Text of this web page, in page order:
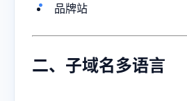
品牌站
二、子域名多语言